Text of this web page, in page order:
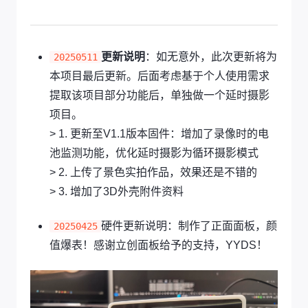
20250511 更新说明 ：如无意外，此次更新将为
本项目最后更新。后面考虑基于个人使用需求
提取该项目部分功能后，单独做一个延时摄影
项目。
> 1. 更新至V1.1版本固件：增加了录像时的电
池监测功能，优化延时摄影为循环摄影模式
> 2. 上传了景色实拍作品，效果还是不错的
> 3. 增加了3D外壳附件资料
20250425 硬件更新说明：制作了正面面板，颜
值爆表！感谢立创面板给予的支持，YYDS！